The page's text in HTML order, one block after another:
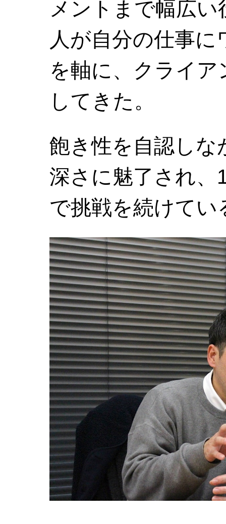
メントまで幅広
人が自分の仕事
を軸に、クライ
してきた。
飽き性を自認しな
深さに魅了され、
で挑戦を続けてい